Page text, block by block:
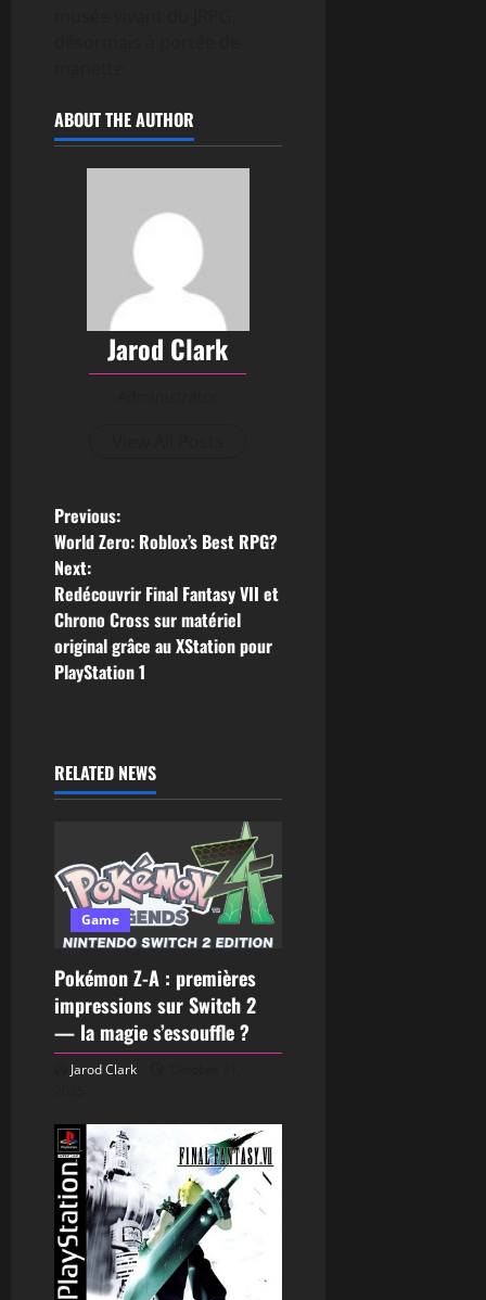
ABOUT THE AUTHOR
Jarod Clark
Previous:
World Zero: Roblox’s Best RPG?
Next:
Redécouvrir Final Fantasy VII et
Chrono Cross sur matériel
original grâce au XStation pour
PlayStation 1
RELATED NEWS
Game
Pokémon Z-A : premières
impressions sur Switch 2
— la magie s’essouffle ?
Jarod Clark